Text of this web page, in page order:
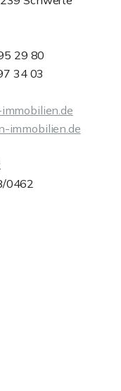
29 80
34 03
immobilien.de
0462